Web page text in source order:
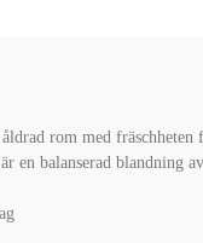
rom med
en balanserad